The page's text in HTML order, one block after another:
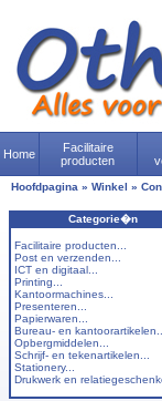
Home
Facilitaire
producten
Hoofdpagina » Winkel »
Categorie�n
Facilitaire producten...
Post en verzenden...
ICT en digitaal...
Printing...
Kantoormachines...
Presenteren...
Papierwaren...
Bureau- en kantoorartikelen...
Opbergmiddelen...
Schrijf- en tekenartikelen...
Stationery...
Drukwerk en